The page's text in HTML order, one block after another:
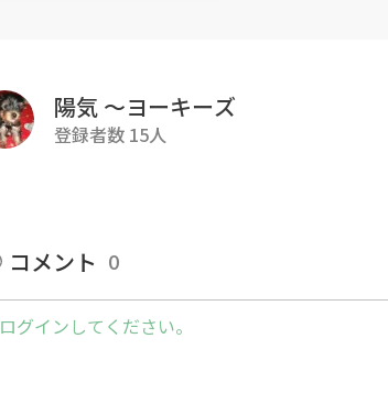
陽気 ～ヨーキーズ
登録者数 15人
コメント 0
ログインしてください。